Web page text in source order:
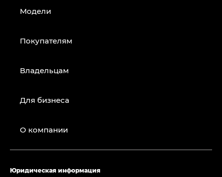
Модели
Покупателям
Владельцам
Для бизнеса
О компании
Юридическая информация